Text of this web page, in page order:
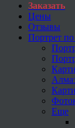
Заказать
Цены
Отзывы
Портрет
Еще